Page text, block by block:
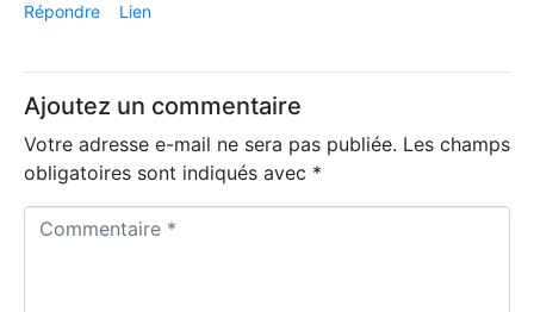
Répondre Lien
Ajoutez un commentaire
Votre adresse e-mail ne sera pas publiée. Les champs
obligatoires sont indiqués avec *